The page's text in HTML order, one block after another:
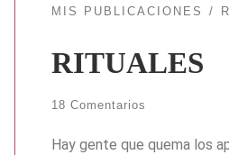
MIS PUBLICACIONES
RITUALES
18 Comentarios
Hay gente que quema los